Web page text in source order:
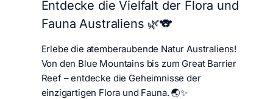
Entdecke die Vielfalt der Flora und
Fauna Australiens 🌿🐨
Erlebe die atemberaubende Natur Australiens!
Von den Blue Mountains bis zum Great Barrier
Reef – entdecke die Geheimnisse der
einzigartigen Flora und Fauna. 🌏✨